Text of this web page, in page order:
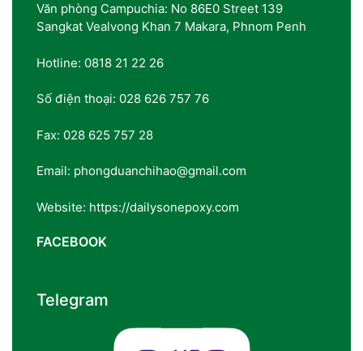
Văn phòng Campuchia: No 86E0 Street 139
Sangkat Vealvong Khan 7 Makara, Phnom Penh
Hotline: 0818 21 22 26
Số điện thoại: 028 626 757 76
Fax: 028 625 757 28
Email: phongduanchihao@gmail.com
Website: https://dailysonepoxy.com
FACEBOOK
Telegram